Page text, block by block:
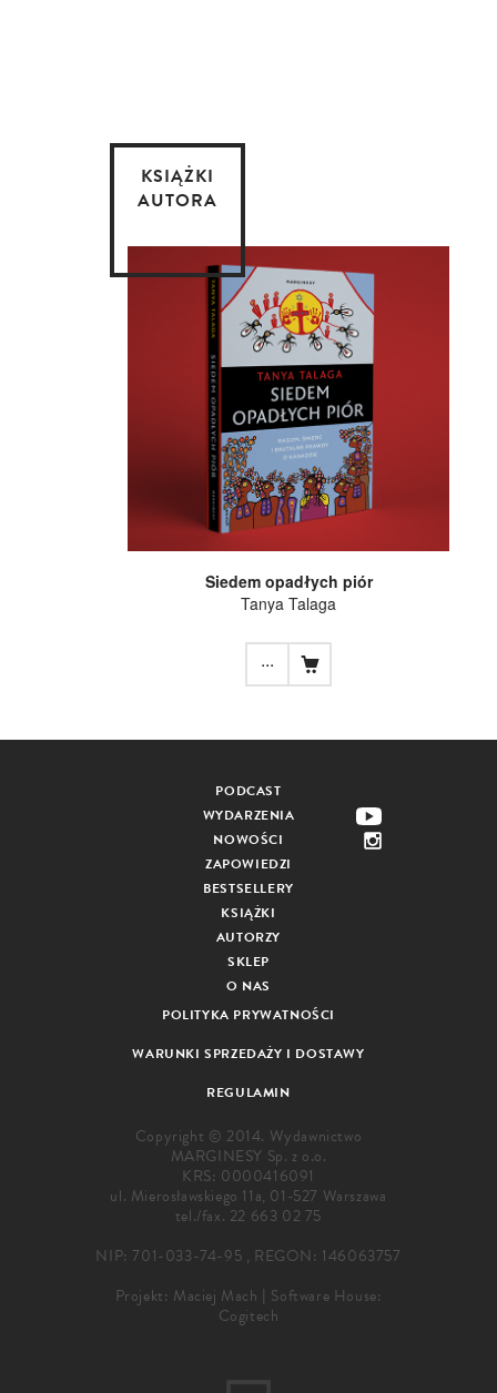
KSIĄŻKI
AUTORA
Siedem opadłych piór
Tanya Talaga
...
PODCAST
WYDARZENIA
NOWOŚCI
ZAPOWIEDZI
BESTSELLERY
KSIĄŻKI
AUTORZY
SKLEP
O NAS
POLITYKA PRYWATNOŚCI
WARUNKI SPRZEDAŻY I DOSTAWY
REGULAMIN
Copyright © 2014. Wydawnictwo
MARGINESY Sp. z o.o.
KRS: 0000416091
ul. Mierosławskiego 11a, 01-527 Warszawa
tel./fax. 22 663 02 75
NIP: 701-033-74-95 , REGON: 146063757
Projekt: Maciej Mach | Software House:
Cogitech